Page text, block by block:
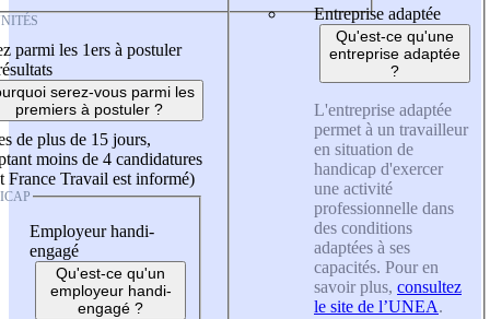
parmi les 1ers à postuler
serez-vous parmi les
premiers à postuler ?
de plus de 15 jours,
moins de 4 candidatures
France Travail est informé)
Employeur handi-
engagé
Qu'est-ce qu'un
employeur handi-
engagé ?
Entreprise adaptée
Qu'est-ce qu'une
entreprise adaptée
?
L'entreprise adaptée
permet à un travailleur
en situation de
handicap d'exercer
une activité
professionnelle dans
des conditions
adaptées à ses
capacités. Pour en
savoir plus, consultez
le site de l’UNEA.